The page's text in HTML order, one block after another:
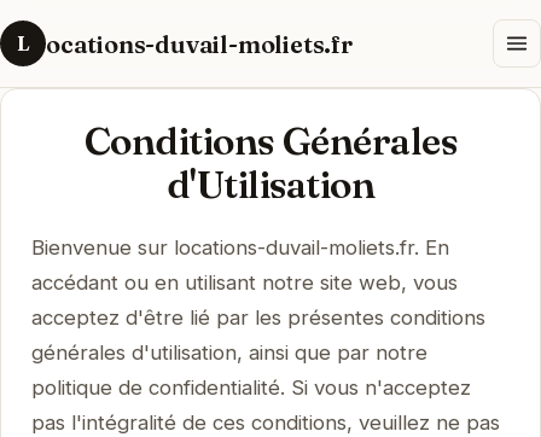
L ocations-duvail-moliets.fr
Conditions Générales
d'Utilisation
Bienvenue sur locations-duvail-moliets.fr. En
accédant ou en utilisant notre site web, vous
acceptez d'être lié par les présentes conditions
générales d'utilisation, ainsi que par notre
politique de confidentialité. Si vous n'acceptez
pas l'intégralité de ces conditions, veuillez ne pas